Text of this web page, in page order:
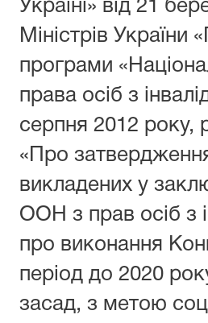
Україні» від 21
Міністрів
програми
права осіб з
серпня 2012 року,
«Про
викладених у
ООН з прав осіб з
про виконання
період до 2020
засад, з метою